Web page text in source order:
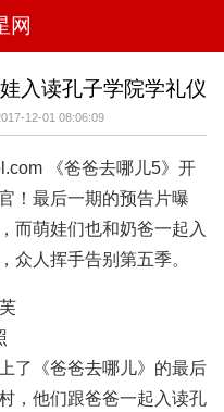
网
综艺
音乐
人男明星
华人女明星
泰国女明星 体育明星
入读孔子学院学礼仪
12-01 08:06:09
5》开
！最后一期的预告片曝
而萌娃们也和奶爸一起入
众人挥手告别第五季。
《爸爸去哪儿》的最后
，他们跟爸爸一起入读孔